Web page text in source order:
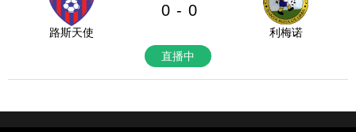
路斯天使
0 - 0
利梅诺
直播中